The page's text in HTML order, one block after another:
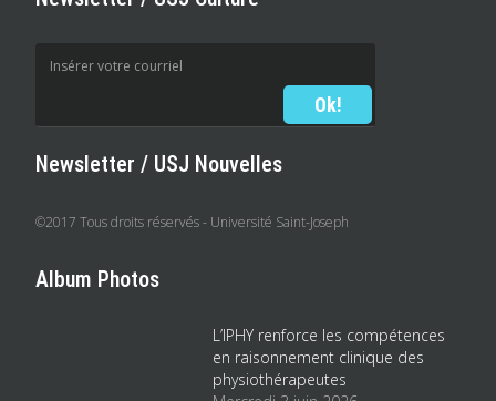
Newsletter / USJ Nouvelles
©2017 Tous droits réservés - Université Saint-Joseph
Album Photos
L’IPHY renforce les compétences
en raisonnement clinique des
physiothérapeutes